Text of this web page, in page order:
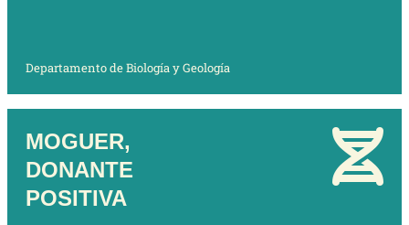
Departamento de Biología y Geología
MOGUER,
DONANTE
POSITIVA